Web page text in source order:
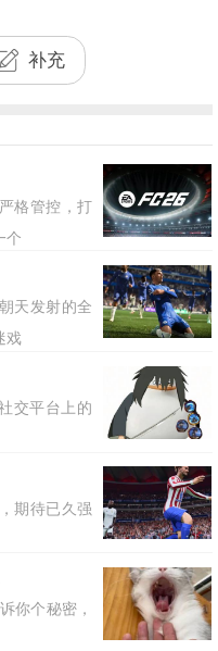
小孩姐”逐渐固化
单纯的娱乐范
子模仿大人世
;
将“早慧”作为
;
代用此词自
存压力。
补充
格管控，打
个
天发射的全
戏
交平台上的
期待已久强
你个秘密，